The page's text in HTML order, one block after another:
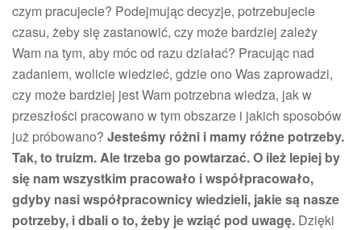
czym pracujecie? Podejmując decyzje, potrzebujecie
czasu, żeby się zastanowić, czy może bardziej zależy
Wam na tym, aby móc od razu działać? Pracując nad
zadaniem, wolicie wiedzieć, gdzie ono Was zaprowadzi,
czy może bardziej jest Wam potrzebna wiedza, jak w
przeszłości pracowano w tym obszarze i jakich sposobów
już próbowano? Jesteśmy różni i mamy różne potrzeby.
Tak, to truizm. Ale trzeba go powtarzać. O ileż lepiej by
się nam wszystkim pracowało i współpracowało,
gdyby nasi współpracownicy wiedzieli, jakie są nasze
potrzeby, i dbali o to, żeby je wziąć pod uwagę. Dzięki